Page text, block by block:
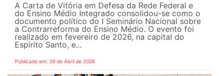
A Carta de Vitória em Defesa da Rede Federal e
do Ensino Médio Integrado consolidou-se como o
documento político do I Seminário Nacional sobre
a Contrarreforma do Ensino Médio. O evento foi
realizado em fevereiro de 2026, na capital do
Espírito Santo, e...
Publicado em: 29 de Abril de 2026